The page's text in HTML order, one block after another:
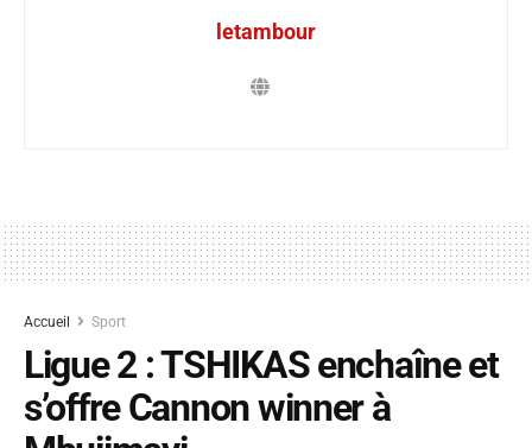
letambour
Accueil Sport
Ligue 2 : TSHIKAS enchaîne et
s’offre Cannon winner à